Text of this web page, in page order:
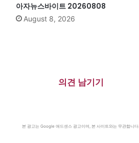
아자뉴스바이트 20260808
August 8, 2026
의견 남기기
본 광고는 Google 애드센스 광고이며, 본 사이트와는 무관합니다.